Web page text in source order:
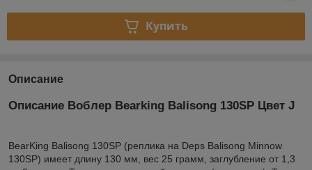
Купить
Описание
Описание Воблер Bearking Balisong 130SP Цвет J
BearKing Balisong 130SP (реплика на Deps Balisong Minnow
130SP) имеет длину 130 мм, вес 25 грамм, заглубление от 1,3